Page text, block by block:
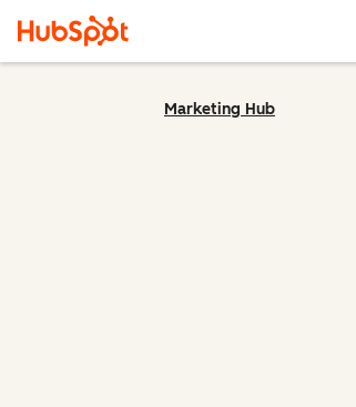
Marketing Hub